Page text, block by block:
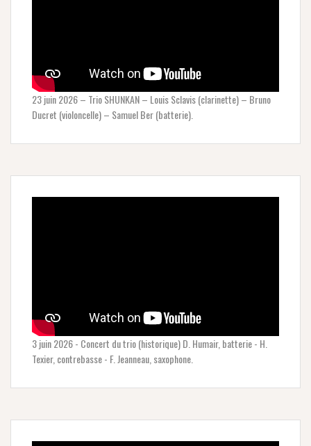
23 juin 2026 – Trio SHUNKAN – Louis Sclavis (clarinette) – Bruno
Ducret (violoncelle) – Samuel Ber (batterie).
3 juin 2026 - Concert du trio (historique) D. Humair, batterie - H.
Texier, contrebasse - F. Jeanneau, saxophone.